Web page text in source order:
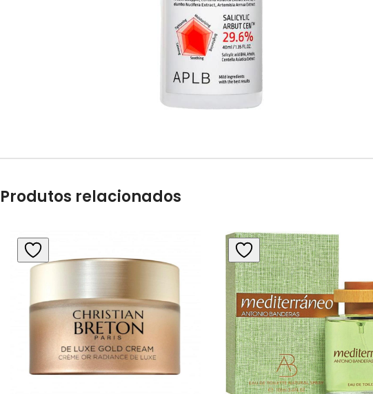
Produtos relacionados